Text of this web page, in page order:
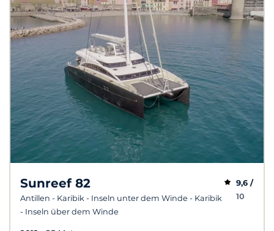
Sunreef 82
Antillen - Karibik - Inseln unter dem Winde - Karibik
- Inseln über dem Winde
9,6 /
10